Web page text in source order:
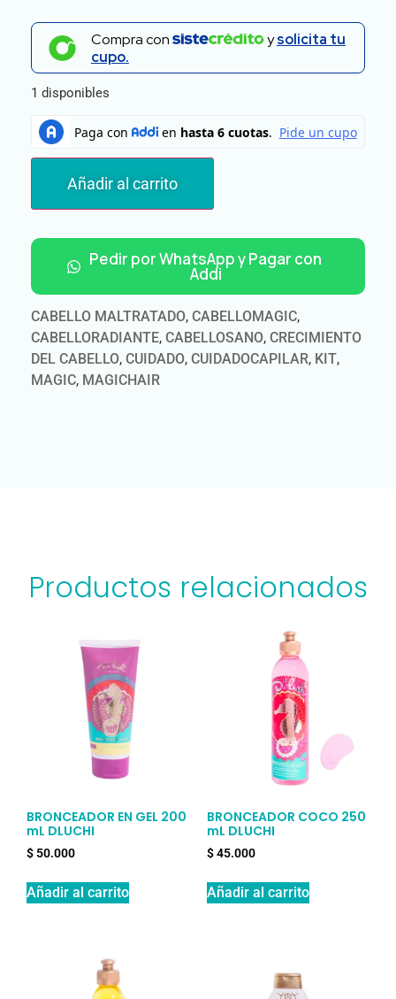
Compra con ysolicita tu
cupo.
1 disponibles
Añadir al carrito
Pedir por WhatsApp y Pagar con
Addi
CABELLO MALTRATADO, CABELLOMAGIC,
CABELLORADIANTE, CABELLOSANO, CRECIMIENTO
DEL CABELLO, CUIDADO, CUIDADOCAPILAR, KIT,
MAGIC, MAGICHAIR
Productos relacionados
BRONCEADOR EN GEL 200
mL DLUCHI
$ 50.000
Añadir al carrito
BRONCEADOR COCO 250
mL DLUCHI
$45.000
Añadir al carrito